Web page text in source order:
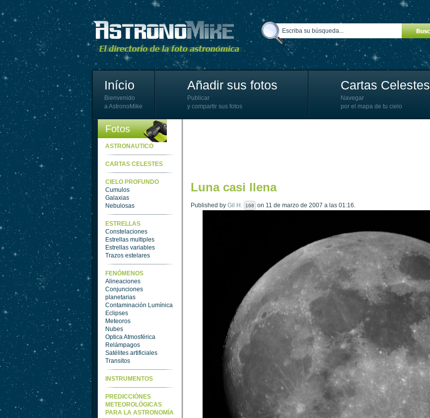
Início
Bienvenido
a AstronoMike
Añadir sus fotos
Publicar
y compartir sus fotos
Cartas Celestes
Navegar
por el mapa de tu cielo
Fotos
ASTRONAUTICO
CARTAS CELESTES
CIELO PROFUNDO
Cumulos
Galaxias
Nebulosas
ESTRELLAS
Constelaciones
Estrellas multiples
Estrellas variables
Trazos estelares
FENÓMENOS
Alineaciones
Conjunciones
planetarias
Contaminación Lumínica
Eclipses
Meteoros
Nubes
Optica Atmosférica
Relámpagos
Satélites artificiales
Transitos
INSTRUMENTOS
PREDICCIÓNES
METEOROLÓGICAS
PARA LA ASTRONOMÍA
Luna casi llena
Published by Gil H. 168 on 11 de marzo de 2007 a las 01:16.